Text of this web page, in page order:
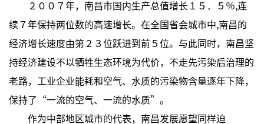
２００７年，南昌市国内生产总值增长１５．５％,连
续７年保持两位数的高速增长。在全国省会城市中,南昌的
经济增长速度由第２３位跃进到前５位。与此同时，南昌坚
持经济建设不以牺牲生态环境为代价，不走先污染后治理的
老路，工业企业能耗和空气、水质的污染物含量逐年下降，
保持了“一流的空气、一流的水质”。
作为中部地区城市的代表，南昌发展愿望同样迫